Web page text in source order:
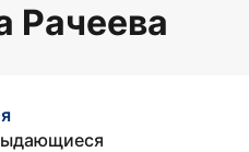
Рачеева